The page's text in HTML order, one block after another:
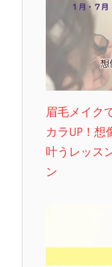
眉毛メイク
カラUP！
叶うレッス
ン